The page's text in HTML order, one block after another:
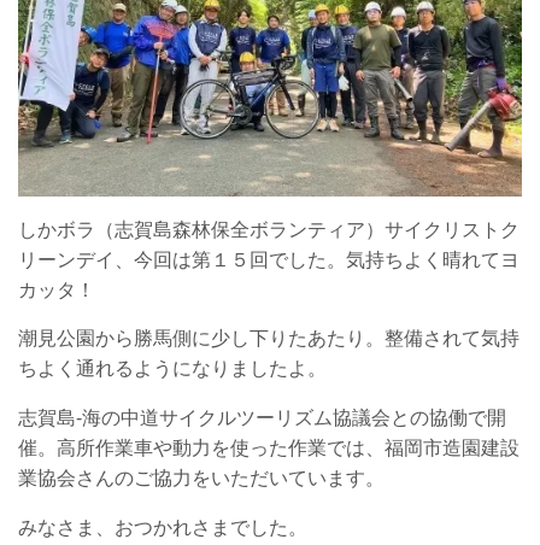
しかボラ（志賀島森林保全ボランティア）サイクリストク
リーンデイ、今回は第１５回でした。気持ちよく晴れてヨ
カッタ！
潮見公園から勝馬側に少し下りたあたり。整備されて気持
ちよく通れるようになりましたよ。
志賀島-海の中道サイクルツーリズム協議会との協働で開
催。高所作業車や動力を使った作業では、福岡市造園建設
業協会さんのご協力をいただいています。
みなさま、おつかれさまでした。